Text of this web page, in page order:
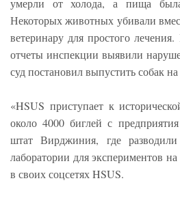
умерли от холода, а пища
Некоторых животных убивали
ветеринару для простого
отчеты инспекции выявили
суд постановил выпустить собак
«HSUS приступает к
около 4000 биглей с
штат Вирджиния, где
лаборатории для экспериментов
в своих соцсетях HSUS.